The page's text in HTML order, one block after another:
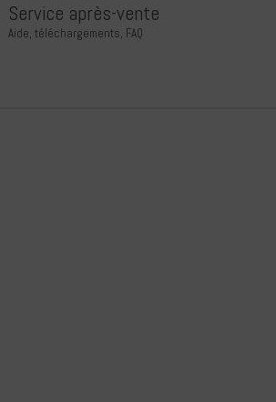
Service après-vente
Aide, téléchargements, FAQ